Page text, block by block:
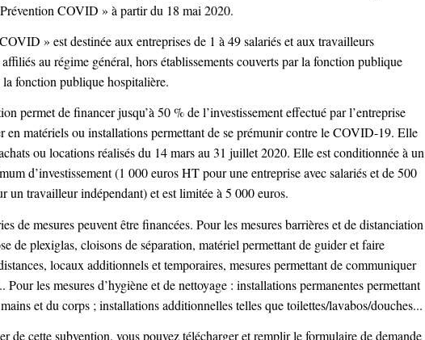
COVID » à partir du 18 mai 2020.
» est destinée aux entreprises de 1 à 49 salariés et aux travailleurs
au régime général, hors établissements couverts par la fonction publique
fonction publique hospitalière.
permet de financer jusqu’à 50 % de l’investissement effectué par l’entreprise
en matériels ou installations permettant de se prémunir contre le COVID-19. Elle
ou locations réalisés du 14 mars au 31 juillet 2020. Elle est conditionnée à un
d’investissement (1 000 euros HT pour une entreprise avec salariés et de 500
un travailleur indépendant) et est limitée à 5 000 euros.
de mesures peuvent être financées. Pour les mesures barrières et de distanciation
de plexiglas, cloisons de séparation, matériel permettant de guider et faire
locaux additionnels et temporaires, mesures permettant de communiquer
Pour les mesures d’hygiène et de nettoyage : installations permanentes permettant
et du corps ; installations additionnelles telles que toilettes/lavabos/douches...
de cette subvention, vous pouvez télécharger et remplir le formulaire de demande